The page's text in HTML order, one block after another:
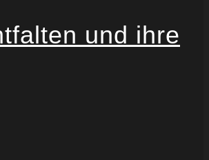
und ihre